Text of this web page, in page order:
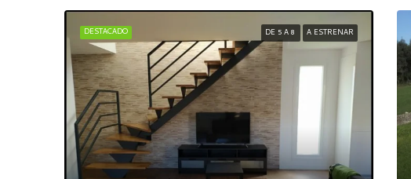
DESTACADO DE 5 A 8 A ESTRENAR